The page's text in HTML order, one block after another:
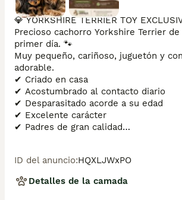
💎 YORKSHIRE TERRIER TOY
Precioso cachorro Yorkshire Terrier
primer día. 🐾
Muy pequeño, cariñoso, juguetón y
adorable.
✔ Criado en casa
✔ Acostumbrado al contacto diario
✔ Desparasitado acorde a su edad
✔ Excelente carácter
✔ Padres de gran calidad
✨ Un pequeño tesoro que enamora a
ID del anuncio:HQXLJWxPO
Detalles de la camada